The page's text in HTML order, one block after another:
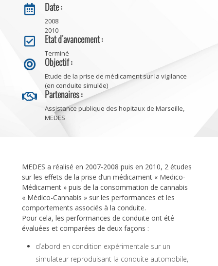
 Date :
2008
2010
 Etat d'avancement :
Terminé
 Objectif :
Etude de la prise de médicament sur la vigilance
(en conduite simulée)
 Partenaires :
Assistance publique des hopitaux de Marseille,
MEDES
MEDES a réalisé en 2007-2008 puis en 2010, 2 études
sur les effets de la prise d’un médicament « Medico-
Médicament » puis de la consommation de cannabis
« Médico-Cannabis » sur les performances et les
comportements associés à la conduite.
Pour cela, les performances de conduite ont été
évaluées et comparées de deux façons :
d’abord en condition expérimentale sur un
simulateur reproduisant la conduite automobile,